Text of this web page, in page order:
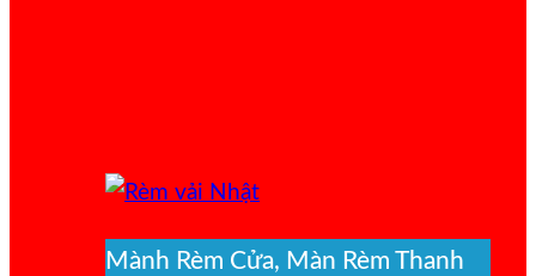
Mành Rèm Cửa, Màn Rèm Thanh